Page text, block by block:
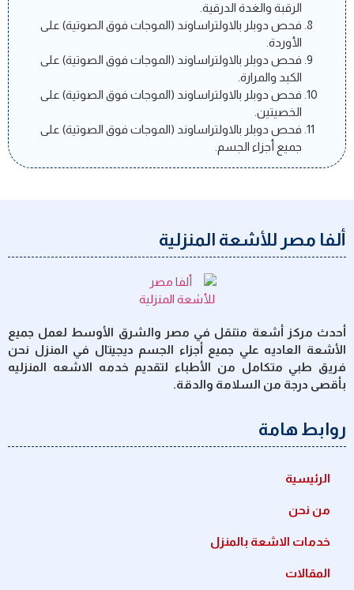
الرقبة والغدة الدرقية.
فحص دوبلر بالاولتراساوند (الموجات فوق الصوتية) على
الأوردة.
فحص دوبلر بالاولتراساوند (الموجات فوق الصوتية) على
الكبد والمرارة.
فحص دوبلر بالاولتراساوند (الموجات فوق الصوتية) على
الخصيتين.
فحص دوبلر بالاولتراساوند (الموجات فوق الصوتية) على
جميع أجزاء الجسم.
ألفا مصر للأشعة المنزلية
أحدث مركز أشعة متنقل في مصر والشرق الأوسط لعمل جميع
الأشعة العاديه علي جميع أجزاء الجسم ديجيتال في المنزل نحن
فريق طبي متكامل من الأطباء لتقديم خدمه الاشعه المنزليه
بأقصى درجة من السلامة والدقة.
روابط هامة
الرئيسية
من نحن
خدمات الاشعة بالمنزل
المقالات